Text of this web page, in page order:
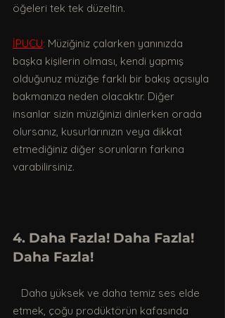
öğeleri tek tek düzeltin.
İPUCU: Müziğiniz çalarken yanınızda
başka kişilerin olması, kendi yapmış
olduğunuz müziğe farklı bir bakış açısıyla
bakmanıza neden olacaktır. Diğer
insanlar sizin müziğinizi dinlerken orada
olursanız, kusurlarınızın veya dikkat
etmediğiniz diğer sorunların farkına
varabilirsiniz.
4. Daha Fazla! Daha Fazla!
Daha Fazla!
etmek, çoğu prodüktörün kafasında